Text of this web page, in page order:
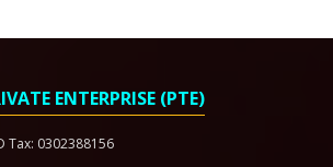
ENTERPRISE (PTE)
Tax: 0302388156